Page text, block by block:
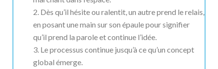
Dès qu’il hésite ou ralentit, un autre prend le relais,
en posant une main sur son épaule pour signifier
qu’il prend la parole et continue l’idée.
Le processus continue jusqu’à ce qu’un concept
global émerge.